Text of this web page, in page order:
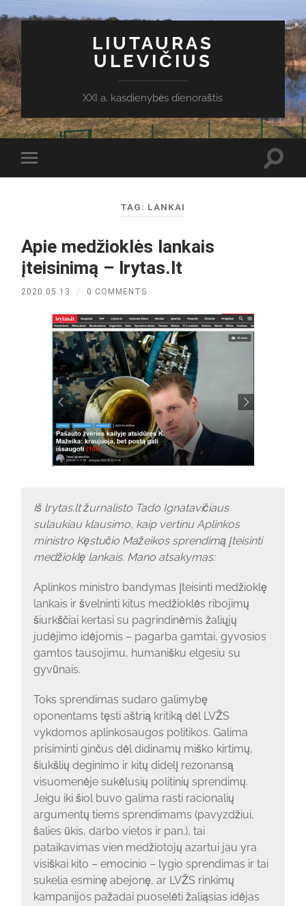
LIUTAURAS
ULEVIČIUS
XXI a. kasdienybės dienoraštis
Toggle
mobile
TAG: LANKAI
Apie medžioklės lankais
įteisinimą – lrytas.lt
2020.05.13 / 0 COMMENTS
Iš lrytas.lt žurnalisto Tado Ignatavičiaus
sulaukiau klausimo, kaip vertinu Aplinkos
ministro Kęstučio Mažeikos sprendimą įteisinti
medžioklę lankais. Mano atsakymas:
Aplinkos ministro bandymas įteisinti medžioklę
lankais ir švelninti kitus medžioklės ribojimų
šiurkščiai kertasi su pagrindinėmis žaliųjų
judėjimo idėjomis – pagarba gamtai, gyvosios
gamtos tausojimu, humanišku elgesiu su
gyvūnais.
Toks sprendimas sudaro galimybę
oponentams tęsti aštrią kritiką dėl LVŽS
vykdomos aplinkosaugos politikos. Galima
prisiminti ginčus dėl didinamų miško kirtimų,
šiukšlių deginimo ir kitų didelį rezonansą
visuomenėje sukėlusių politinių sprendimų.
Jeigu iki šiol buvo galima rasti racionalių
argumentų tiems sprendimams (pavyzdžiui,
šalies ūkis, darbo vietos ir pan.), tai
pataikavimas vien medžiotojų azartui jau yra
visiškai kito – emocinio – lygio sprendimas ir tai
sukelia esminę abejonę, ar LVŽS rinkimų
kampanijos pažadai puoselėti žaliąsias idėjas